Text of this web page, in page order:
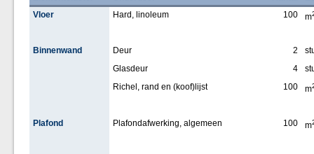
Vloer
Hard, linoleum 100 m
Binnenwand Deur 2
Glasdeur
4
Richel, rand en (koof)lijst
100 m
Plafond Plafondafwerking, algemeen 100 m